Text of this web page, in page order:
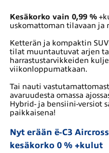
Kesäkorko vain 0,99 %
uskomattoman tilavaan ja
Ketterän ja kompaktin
tilat muuntautuvat arjen
harrastustarvikkeiden
viikonloppumatkaan.
Tai nauti
avaruudesta omassa
Hybrid- ja bensiini-versiot
paikkaisena!
Nyt erään ë-C3
kesäkorko 0 % +kulut